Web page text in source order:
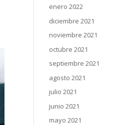
enero 2022
diciembre 2021
noviembre 2021
octubre 2021
septiembre 2021
agosto 2021
julio 2021
junio 2021
mayo 2021